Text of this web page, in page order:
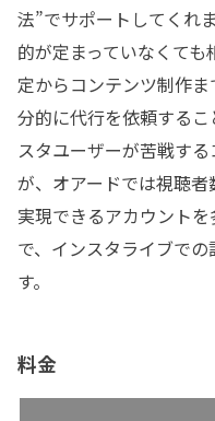
法”でサポートしてくれ
的が定まっていなくて
定からコンテンツ制作
分的に代行を依頼する
スタユーザーが苦戦す
が、オアードでは視聴
実現できるアカウント
で、インスタライブで
す。
料金